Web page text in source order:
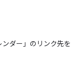
ダー」のリンク先を